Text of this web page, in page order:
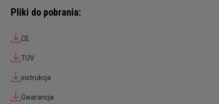
Pliki do pobrania:
CE
TUV
instrukcja
Gwarancja